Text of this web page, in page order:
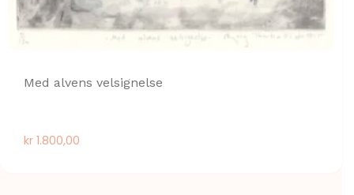
Med alvens velsignelse
kr 1.800,00